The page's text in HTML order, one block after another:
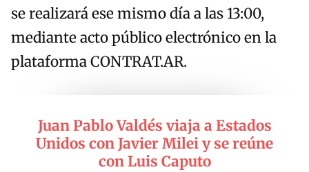
se realizará ese mismo día a las 13:00,
mediante acto público electrónico en la
plataforma CONTRAT.AR.
Juan Pablo Valdés viaja a Estados
Unidos con Javier Milei y se reúne
con Luis Caputo